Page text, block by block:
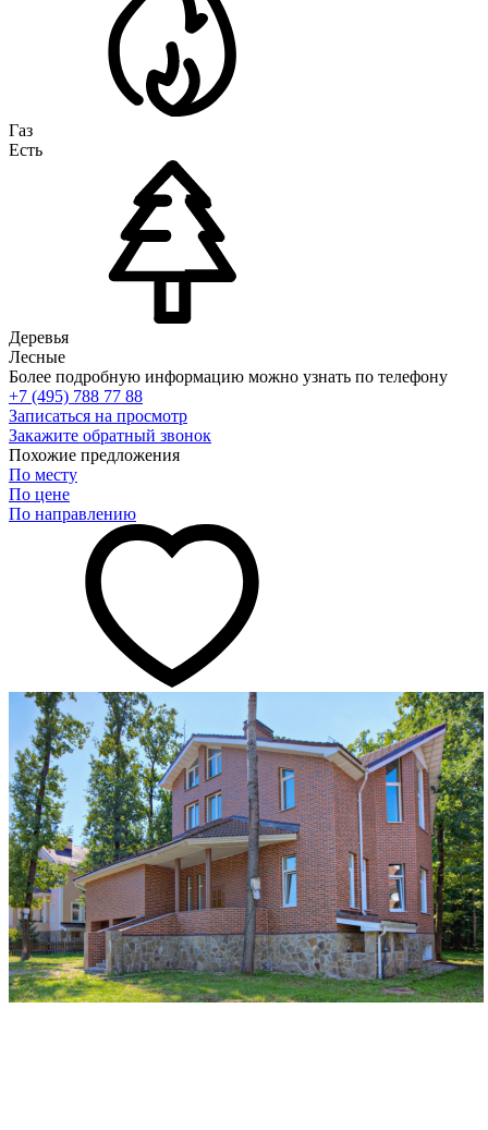
Газ
Есть
Деревья
Лесные
Более подробную информацию можно узнать по телефону
+7 (495) 788 77 88
Записаться на просмотр
Закажите обратный звонок
Похожие предложения
По месту
По цене
По направлению